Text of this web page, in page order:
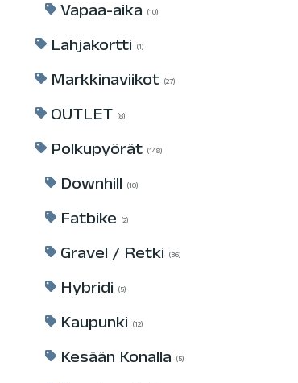
Vapaa-aika 10
Lahjakortti 1
Markkinaviikot 27
OUTLET 8
Polkupyörät 148
Downhill 10
Fatbike 2
Gravel / Retki 36
Hybridi 5
Kaupunki 12
Kesään Konalla 5